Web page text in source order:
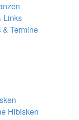
Links
Termine
Hibisken